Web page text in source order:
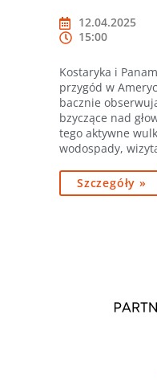
12.04.2025
15:00
Kostaryka i
przygód w
bacznie
bzyczące nad
tego aktywne
wodospady,
Szczegóły »